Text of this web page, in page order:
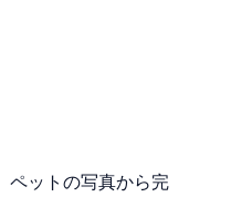
ペットの写真から完